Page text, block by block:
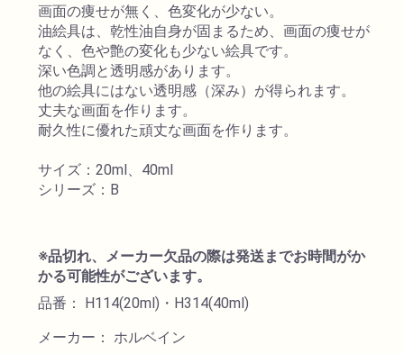
画面の痩せが無く、色変化が少ない。
油絵具は、乾性油自身が固まるため、画面の痩せが
なく、色や艶の変化も少ない絵具です。
深い色調と透明感があります。
他の絵具にはない透明感（深み）が得られます。
丈夫な画面を作ります。
耐久性に優れた頑丈な画面を作ります。
サイズ：20ml、40ml
シリーズ：B
※品切れ、メーカー欠品の際は発送までお時間がか
かる可能性がございます。
品番： H114(20ml)・H314(40ml)
メーカー： ホルベイン
画溶液
地塗り材・メディウム
コミック画材
水彩色鉛筆
パステル